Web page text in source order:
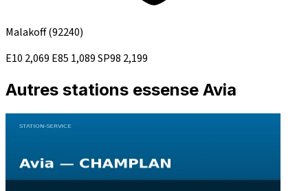
Malakoff(92240)
E10 2,069 E85 1,089SP98 2,199
Autres stations essense Avia